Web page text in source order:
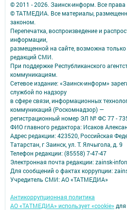
© 2011 - 2026. Заинск-информ. Все
© ТАТМЕДИА. Все материалы,
законом.
Перепечатка, воспроизведение и
информации,
размещенной на сайте, возможна только
редакций СМИ.
При поддержке Республиканского
коммуникациям.
Сетевое издание: «Заинск-информ»
службой по надзору
в сфере связи, информационных
коммуникаций (Роскомнадзор) —
регистрационный номер ЭЛ № ФС 77 -
ФИО главного редактора: Исаков
Адрес редакции: 423520, Российская
Татарстан, г Заинск, ул. Т. Ялчыгола, д. 9
Телефон редакции: (85558) 7-47-47
Электронная почта редакции: zainsk-
Для сообщений о фактах коррупции:
Учредитель СМИ: АО «ТАТМЕДИА»
Антикоррупционная политика
АО «ТАТМЕДИА» использует «cookie»